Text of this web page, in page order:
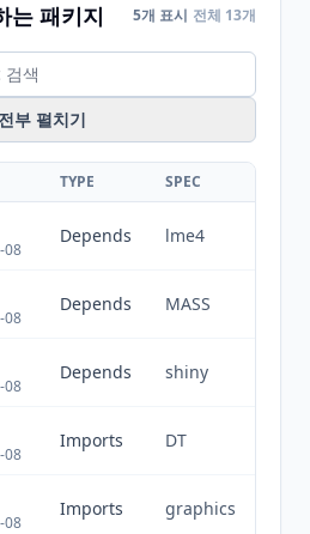
는 패키지 5개 표시 전체 13개
전부 펼치기
TYPE SPEC
08
Depends lme4
08
Depends MASS
08
Depends shiny
08
Imports DT
08
Imports graphics